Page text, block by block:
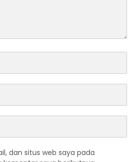
dan situs web saya pada